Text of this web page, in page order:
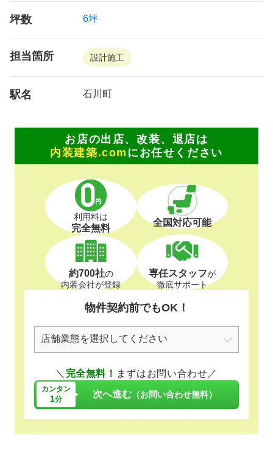
坪数 6坪
担当箇所 設計施工
駅名 石川町
お店の出店、改装、退店は
内装建築.com にお任せください
利用料は
完全無料 全国対応可能
約700社の
内装会社が登録
専任スタッフが
徹底サポート
物件契約前でもOK！
＼ 完全無料！ まずはお問い合わせ／
カンタン
1分 次へ進む （お問い合わせ無料）